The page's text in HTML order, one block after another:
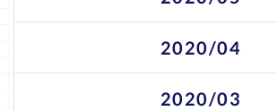
2020/04
2020/03